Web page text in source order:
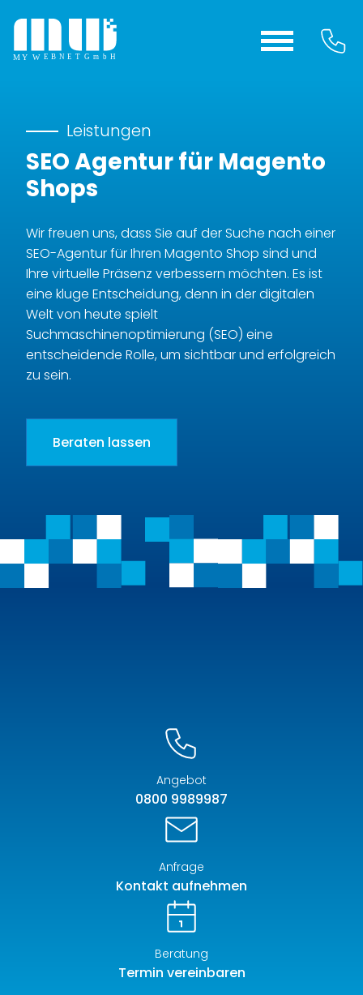
Leistungen
SEO Agentur für Magento
Shops
Wir freuen uns, dass Sie auf der Suche nach einer
SEO-Agentur für Ihren Magento Shop sind und
Ihre virtuelle Präsenz verbessern möchten. Es ist
eine kluge Entscheidung, denn in der digitalen
Welt von heute spielt
Suchmaschinenoptimierung (SEO) eine
entscheidende Rolle, um sichtbar und erfolgreich
zu sein.
Beraten lassen
Angebot
0800 9989987
Anfrage
Kontakt aufnehmen
Beratung
Termin vereinbaren